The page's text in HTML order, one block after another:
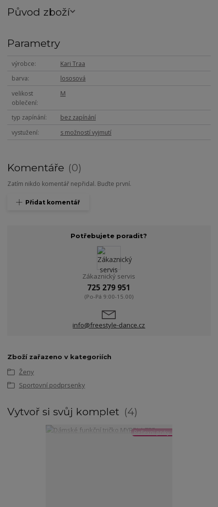
Původ zboží
Parametry
výrobce
Kari Traa
barva
lososová
velikost
oblečení
M
typ zapínání
bez zapínání
vystužení
s možností vyjmutí
Komentáře 0
Zatím nikdo komentář nepřidal. Buďte první.
Přidat komentář
Potřebujete poradit?
Zákaznický servis
725 279 951
(Po-Pá 9:00-15.00)
info@freestyle-dance.cz
Zboží zařazeno v kategoriích
Ženy
Sportovní podprsenky
Vytvoř si svůj komplet 4
Reflexní prvky